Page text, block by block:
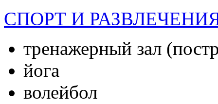
СПОРТ И
тре­нажер­ный зал
й­ога
во­лей­бол